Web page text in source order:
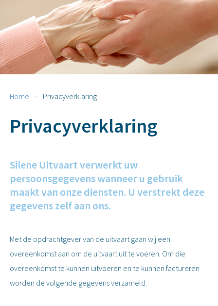
Home - Privacyverklaring
Privacyverklaring
Silene Uitvaart verwerkt uw
persoonsgegevens wanneer u gebruik
maakt van onze diensten. U verstrekt deze
gegevens zelf aan ons.
Met de opdrachtgever van de uitvaart gaan wij een
overeenkomst aan om de uitvaart uit te voeren. Om die
overeenkomst te kunnen uitvoeren en te kunnen factureren
worden de volgende gegevens verzameld: